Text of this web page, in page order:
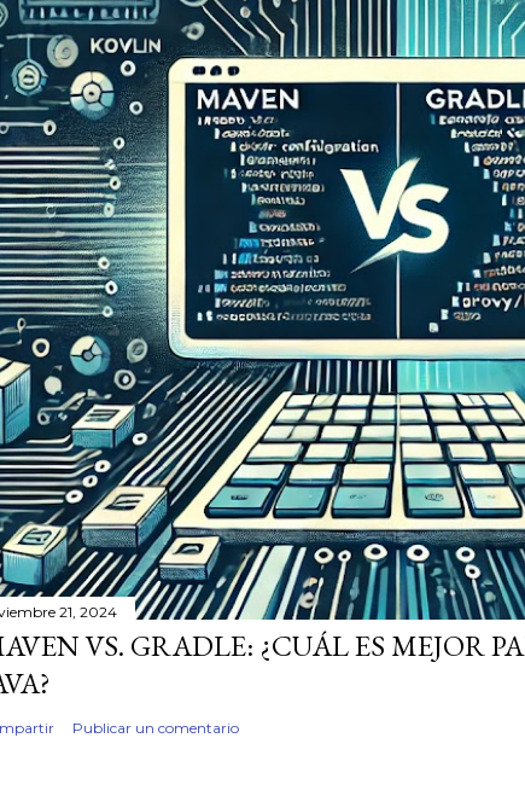
21, 2024
VS. GRADLE: ¿CUÁL ES MEJOR
Publicar un comentario